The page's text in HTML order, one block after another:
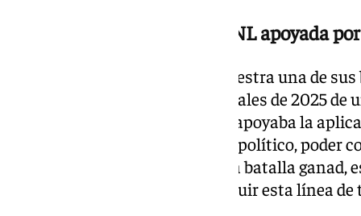
La puesta en valor de una PNL apoyada
El STR no duda en sacar a la palestra una de
petición y es la aprobación a finales de 2025 de
Congreso de los Diputados que apoyaba la
refino. «Tal y como está el patio político, poder
partidos es mucho más que una batalla ganad,
el camino correcto. Hay que seguir esta línea